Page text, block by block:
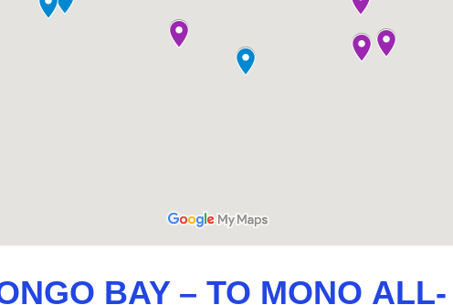
BAY – ΤΟ ΜΌΝΟ ALL-